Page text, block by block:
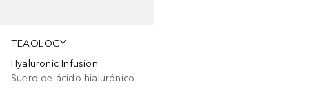
TEAOLOGY
Hyaluronic Infusion
Suero de ácido hialurónico